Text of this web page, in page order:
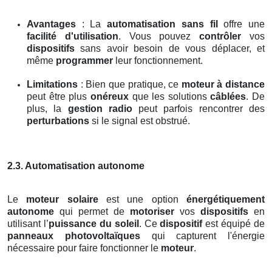
Avantages : Laautomatisation sans fil
offre une
facilité d'utilisation. Vous pouvezcontrôler vos
dispositifs sans avoir besoin de vous déplacer, et
même programmer leur fonctionnement.
Limitations : Bien que pratique, ce moteur à distance
peut être plus onéreuxque les solutionscâblées. De
plus, la gestion radiopeut parfois rencontrer des
perturbations si le signal est obstrué.
2.3. Automatisation autonome
Le moteur solaireest une optionénergétiquement
autonome qui permet de motoriser vos dispositifs en
utilisant l’puissance du soleil . Cedispositifest équipé de
panneaux photovoltaïquesqui capturent l'énergie
nécessaire pour faire fonctionner le moteur.